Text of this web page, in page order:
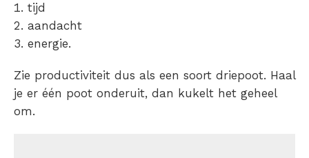
tijd
aandacht
energie.
Zie productiviteit dus als een soort driepoot. Haal
je er één poot onderuit, dan kukelt het geheel
om.